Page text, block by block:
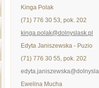
Kinga Polak
(71) 776 30 53, pok. 202
kinga.polak@dolnyslask.pl
Edyta Janiszewska - Puzio
(71) 776 30 55, pok. 202
Ewelina Mucha